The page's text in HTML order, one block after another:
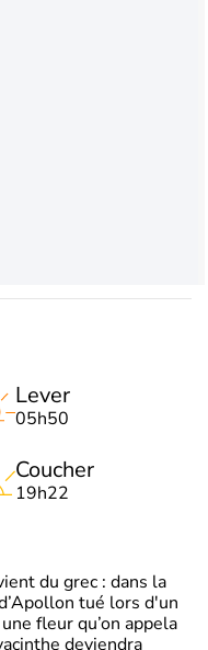
Lever
05h50
Coucher
19h22
du grec : dans la
tué lors d'un
fleur qu’on appela
deviendra